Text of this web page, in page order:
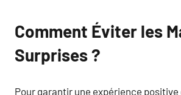
Comment Éviter les
Surprises ?
Pour garantir une expérience